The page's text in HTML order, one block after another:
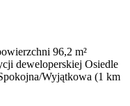
96,2 m²
deweloperskiej Osiedle
Wyjątkowa (1 km